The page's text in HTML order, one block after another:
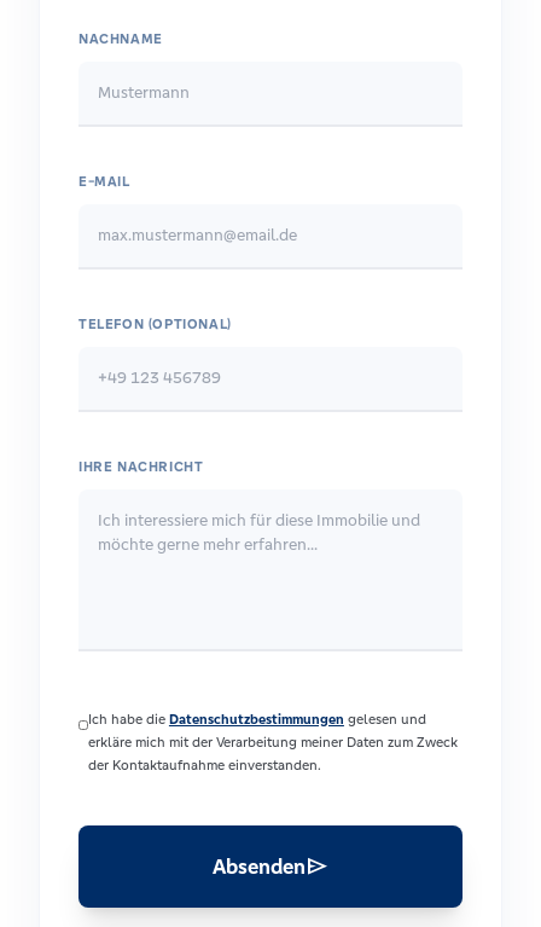
NACHNAME
E-MAIL
TELEFON (OPTIONAL)
IHRE NACHRICHT
Ich habe die Datenschutzbestimmungen gelesen und
erkläre mich mit der Verarbeitung meiner Daten zum Zweck
der Kontaktaufnahme einverstanden.
Absendensend